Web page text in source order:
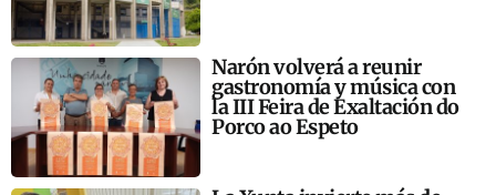
Narón volverá a reunir
gastronomía y música con
la III Feira de Exaltación do
Porco ao Espeto